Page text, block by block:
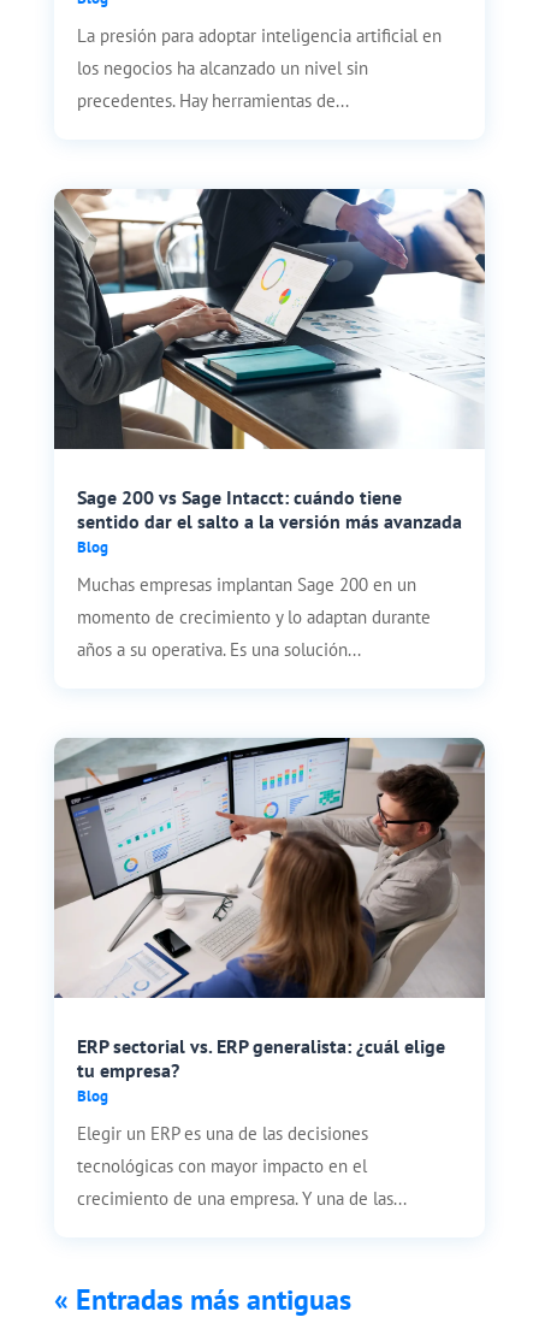
La presión para adoptar inteligencia artificial en
los negocios ha alcanzado un nivel sin
precedentes. Hay herramientas de...
Sage 200 vs Sage Intacct: cuándo tiene
sentido dar el salto a la versión más avanzada
Blog
Muchas empresas implantan Sage 200 en un
momento de crecimiento y lo adaptan durante
años a su operativa. Es una solución...
ERP sectorial vs. ERP generalista: ¿cuál elige
tu empresa?
Blog
Elegir un ERP es una de las decisiones
tecnológicas con mayor impacto en el
crecimiento de una empresa. Y una de las...
« Entradas más antiguas